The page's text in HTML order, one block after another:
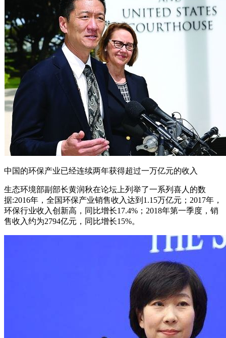
中国的环保产业已经连续两年获得超过一万亿元的收入
生态环境部副部长黄润秋在论坛上列举了一系列喜人的数
据:2016年，全国环保产业销售收入达到1.15万亿元；2017年，
环保行业收入创新高，同比增长17.4%；2018年第一季度，销
售收入约为2794亿元，同比增长15%。